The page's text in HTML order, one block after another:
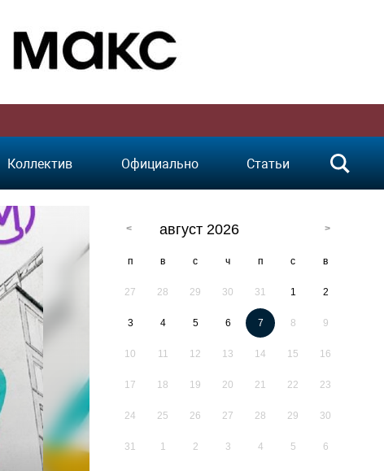
Коллектив Официально Статьи
август 2026
п в с ч п с в
27 28 29 30 31 1 2
3 4 5 6 7 8 9
10 11 12 13 14 15 16
17 18 19 20 21 22 23
24 25 26 27 28 29 30
31 1 2 3 4 5 6